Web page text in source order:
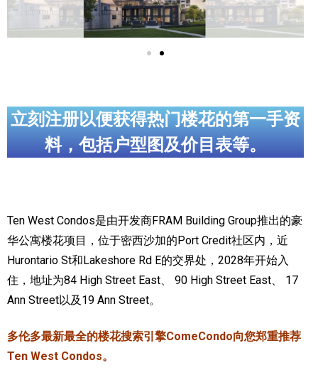
加拿大银行贷款机构
地产杂谈
走近加拿大
加拿大的历史文化
加拿大社会保险系统
定居安大略省
安大略省免费医疗保险
加拿大的福利制度
吃货眼中的加拿大地图
立刻注册以便获得热门楼花的第一手资
料，包括户型图及价目表等。
Ten West Condos是由开发商FRAM Building Group推出的豪
华公寓楼花项目，位于密西沙加的Port Credit社区内，近
Hurontario St和Lakeshore Rd E的交界处，2028年开始入
住，地址为84 High Street East、 90 High Street East、 17
Ann Street以及19 Ann Street。
多伦多最新最全的楼花搜索引擎ComeCondo向您郑重推荐
Ten West Condos。